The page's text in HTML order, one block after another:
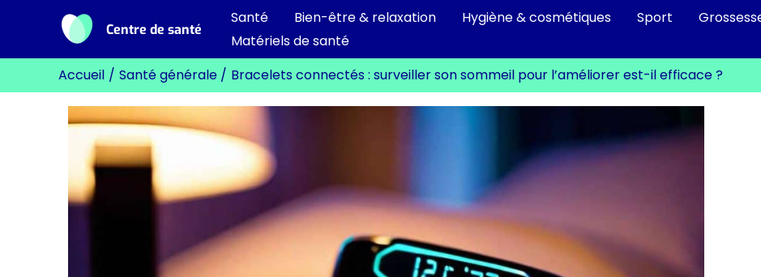
contenu
Centre de santé
Santé Bien-être & relaxation Hygiène & cosmétiques Sport
Matériels de santé
Accueil Santé générale Bracelets connectés : surveiller son sommeil pour l’améliorer est-il efficace ?